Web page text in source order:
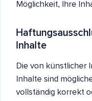
Möglichkeit, Ihre
Inhalte
Die von künstlicher
Inhalte sind
vollständig korrekt